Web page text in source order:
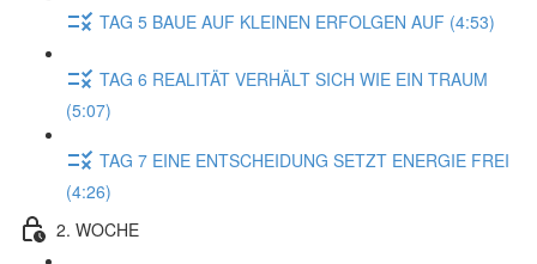
TAG 5 BAUE AUF KLEINEN ERFOLGEN AUF (4:53)
TAG 6 REALITÄT VERHÄLT SICH WIE EIN TRAUM
(5:07)
TAG 7 EINE ENTSCHEIDUNG SETZT ENERGIE FREI
(4:26)
2. WOCHE